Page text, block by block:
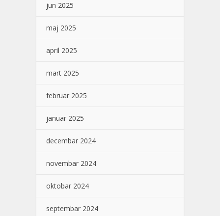
jun 2025
maj 2025
april 2025
mart 2025
februar 2025
januar 2025
decembar 2024
novembar 2024
oktobar 2024
septembar 2024